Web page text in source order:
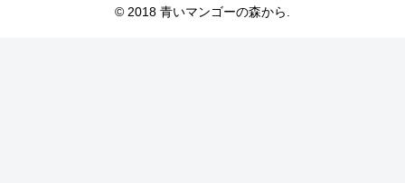
© 2018 青いマンゴーの森から.